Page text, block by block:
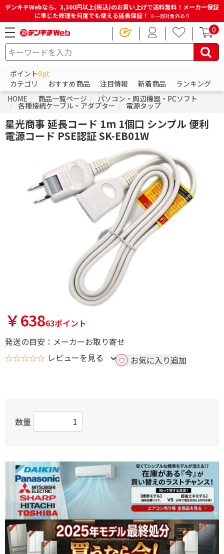
デンキチWebなら、3,300円以上(税込)のお買い上げで送料無料！メーカー保証
に準じた修理を何度でも使える延長保証！ ※一部対象外あり
0
ポイント0pt
カテゴリ
おすすめ商品 注目情報 新着商品
ランキング
HOME
商品一覧ページ パソコン・周辺機器・PCソフト
各種接続ケーブル・アダプター 電源タップ
星光商事 延長コード 1m 1個口 シンプル 便利
電源コード PSE認証 SK-EB01W
￥63863ポイント
発送の目安：メーカーお取り寄せ
☆☆☆☆☆ レビューを見る お気に入り追加
数量